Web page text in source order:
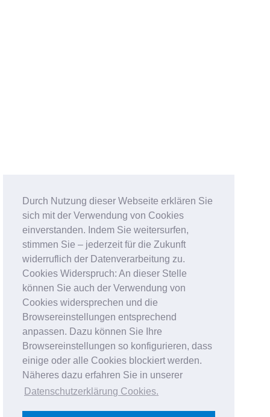
Durch Nutzung dieser Webseite erklären Sie
sich mit der Verwendung von Cookies
einverstanden. Indem Sie weitersurfen,
stimmen Sie – jederzeit für die Zukunft
widerruflich der Datenverarbeitung zu.
Cookies Widerspruch: An dieser Stelle
können Sie auch der Verwendung von
Cookies widersprechen und die
Browsereinstellungen entsprechend
anpassen. Dazu können Sie Ihre
Browsereinstellungen so konfigurieren, dass
einige oder alle Cookies blockiert werden.
Näheres dazu erfahren Sie in unserer
Datenschutzerklärung Cookies.